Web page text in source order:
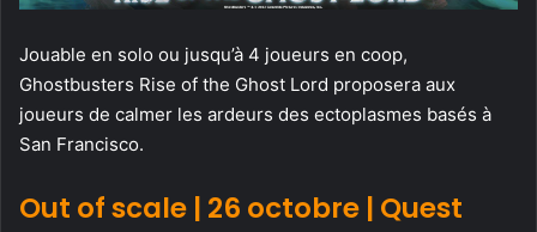
Jouable en solo ou jusqu’à 4 joueurs en coop,
Ghostbusters Rise of the Ghost Lord proposera aux
joueurs de calmer les ardeurs des ectoplasmes basés à
San Francisco.
Out of scale | 26 octobre | Quest